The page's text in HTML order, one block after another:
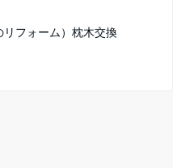
リフォーム）枕木交換